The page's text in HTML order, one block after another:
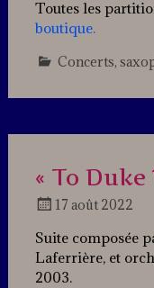
Toutes les
boutique.
Concerts,
« To
17 août 2022
Suite composée
Laferrière, et
2003.